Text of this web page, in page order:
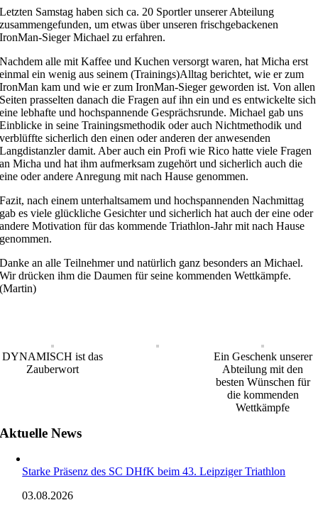
Letzten Samstag haben sich ca. 20 Sportler unserer Abteilung
zusammengefunden, um etwas über unseren frischgebackenen
IronMan-Sieger Michael zu erfahren.
Nachdem alle mit Kaffee und Kuchen versorgt waren, hat Micha erst
einmal ein wenig aus seinem (Trainings)Alltag berichtet, wie er zum
IronMan kam und wie er zum IronMan-Sieger geworden ist. Von allen
Seiten prasselten danach die Fragen auf ihn ein und es entwickelte sich
eine lebhafte und hochspannende Gesprächsrunde. Michael gab uns
Einblicke in seine Trainingsmethodik oder auch Nichtmethodik und
verblüffte sicherlich den einen oder anderen der anwesenden
Langdistanzler damit. Aber auch ein Profi wie Rico hatte viele Fragen
an Micha und hat ihm aufmerksam zugehört und sicherlich auch die
eine oder andere Anregung mit nach Hause genommen.
Fazit, nach einem unterhaltsamem und hochspannenden Nachmittag
gab es viele glückliche Gesichter und sicherlich hat auch der eine oder
andere Motivation für das kommende Triathlon-Jahr mit nach Hause
genommen.
Danke an alle Teilnehmer und natürlich ganz besonders an Michael.
Wir drücken ihm die Daumen für seine kommenden Wettkämpfe.
(Martin)
DYNAMISCH ist das
Zauberwort
Ein Geschenk unserer
Abteilung mit den
besten Wünschen für
die kommenden
Wettkämpfe
Aktuelle News
Starke Präsenz des SC DHfK beim 43. Leipziger Triathlon
03.08.2026